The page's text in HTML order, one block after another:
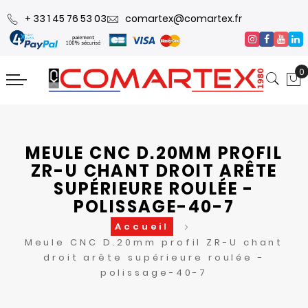
+ 33 1 45 76 53 03 comartex@comartex.fr
0
MEULE CNC D.20MM PROFIL
ZR-U CHANT DROIT ARÊTE
SUPÉRIEURE ROULÉE -
POLISSAGE-40-7
Accueil
Meule CNC D.20mm profil ZR-U chant
droit arête supérieure roulée -
polissage-40-7